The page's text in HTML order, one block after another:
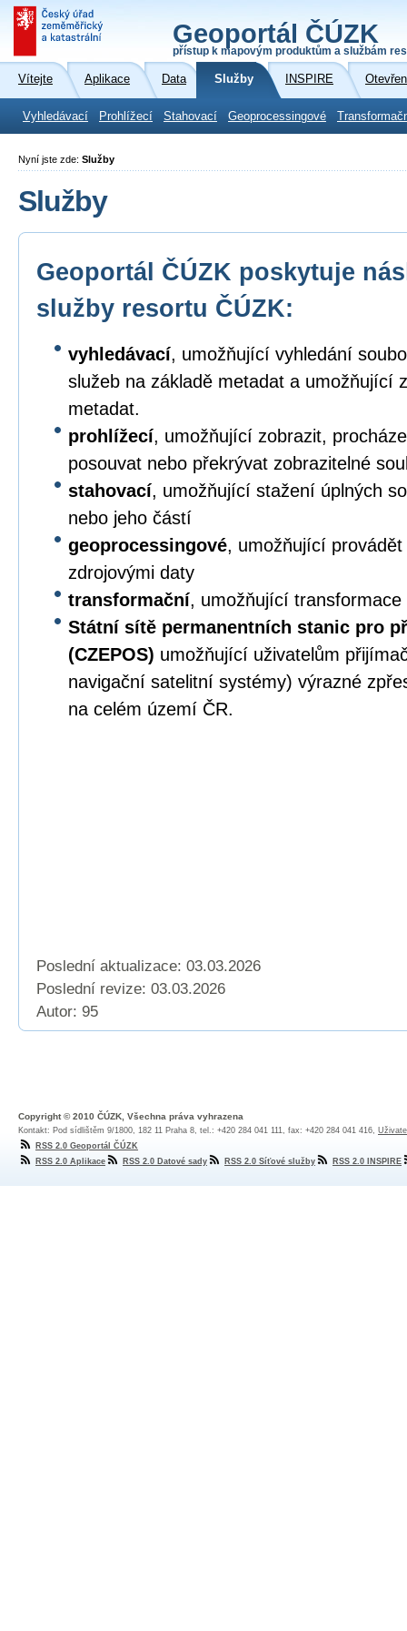
Geoportál ČÚZK
přístup k mapovým produktům a službám
Vítejte Aplikace Data Služby INSPIRE
Vyhledávací Prohlížecí Stahovací Geoprocessingové
Nyní jste zde: Služby
Služby
Geoportál ČÚZK poskytuje
služby resortu ČÚZK:
vyhledávací, umožňující vyhledání
služeb na základě metadat a umožňující
metadat.
prohlížecí, umožňující zobrazit,
posouvat nebo překrývat zobrazitelné
stahovací, umožňující stažení úplných
nebo jeho částí
geoprocessingové, umožňující
zdrojovými daty
transformační, umožňující transformace
Státní sítě permanentních stanic pro
(CZEPOS) umožňující uživatelům
navigační satelitní systémy) výrazné
na celém území ČR.
Poslední aktualizace: 03.03.2026
Poslední revize: 03.03.2026
Autor: 95
Copyright © 2010 ČÚZK, Všechna práva vyhrazena
Kontakt: Pod sídlištěm 9/1800, 182 11 Praha 8, tel.: +420 284 041 111, fax: +420 284 041 416,
RSS 2.0 Geoportál ČÚZK
RSS 2.0 Aplikace
RSS 2.0 Datové sady RSS 2.0 Síťové služby RSS 2.0 INSPIRE